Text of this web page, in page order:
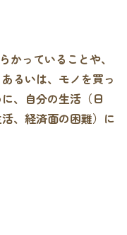
かっていることや、
るいは、モノを買っ
、自分の生活（日
、経済面の困難）に